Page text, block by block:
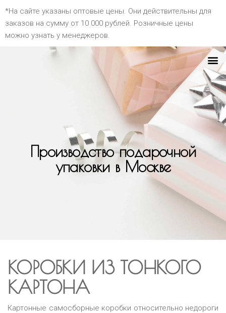
*На сайте указаны оптовые цены. Они действительны для
заказов на сумму от 10 000 рублей. Розничные цены
можно узнать у менеджеров.
Производство подарочной
упаковки в Москве
КОРОБКИ ИЗ ТОНКОГО
КАРТОНА
Картонные самосборные коробки относительно недороги